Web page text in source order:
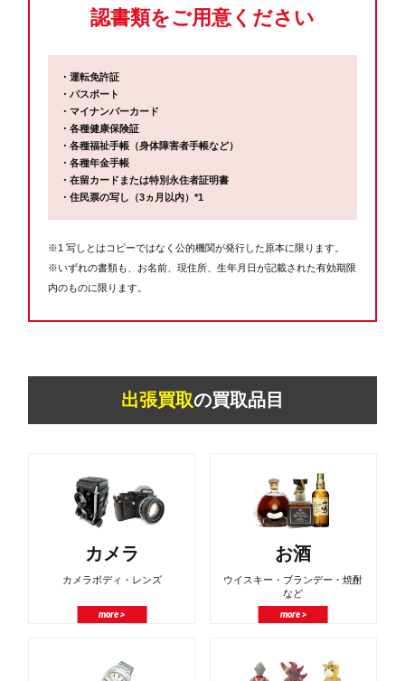
認書類をご用意ください
・運転免許証
・パスポート
・マイナンバーカード
・各種健康保険証
・各種福祉手帳（身体障害者手帳など）
・各種年金手帳
・在留カードまたは特別永住者証明書
・住民票の写し（3ヵ月以内）*1
※1 写しとはコピーではなく公的機関が発行した原本に限ります。
※いずれの書類も、お名前、現住所、生年月日が記載された有効期限
内のものに限ります。
出張買取の買取品目
カメラ
カメラボディ・レンズ
more >
お酒
ウイスキー・ブランデー・焼酎
など
more >